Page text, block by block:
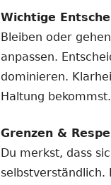
Wichtige
Bleiben oder
anpassen.
dominieren.
Haltung bekommst.
Grenzen &
Du merkst, dass
selbstverständlich.